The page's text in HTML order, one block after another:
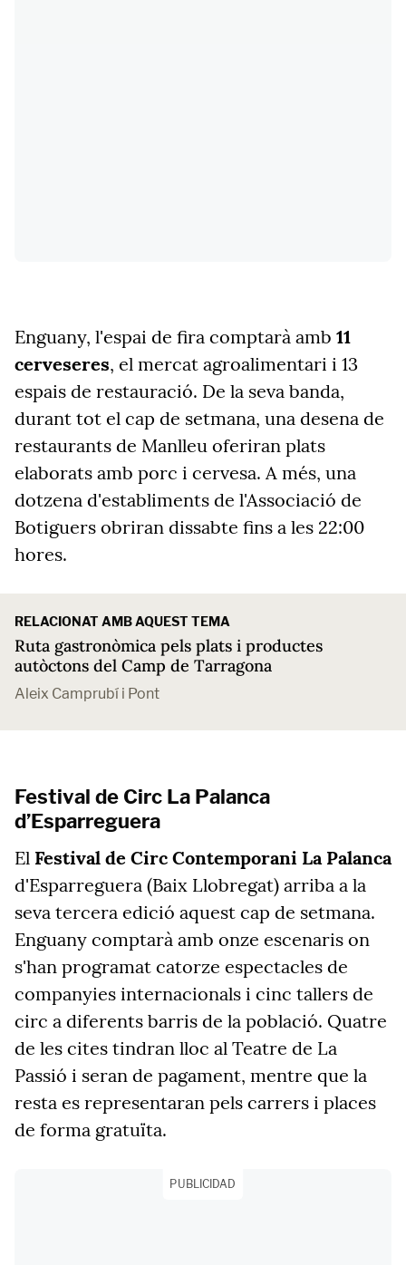
Enguany, l'espai de fira comptarà amb 11
cerveseres, el mercat agroalimentari i 13
espais de restauració. De la seva banda,
durant tot el cap de setmana, una desena de
restaurants de Manlleu oferiran plats
elaborats amb porc i cervesa. A més, una
dotzena d'establiments de l'Associació de
Botiguers obriran dissabte fins a les 22:00
hores.
RELACIONAT AMB AQUEST TEMA
Ruta gastronòmica pels plats i productes
autòctons del Camp de Tarragona
Aleix Camprubí i Pont
Festival de Circ La Palanca
d’Esparreguera
El Festival de Circ Contemporani La Palanca
d'Esparreguera (Baix Llobregat) arriba a la
seva tercera edició aquest cap de setmana.
Enguany comptarà amb onze escenaris on
s'han programat catorze espectacles de
companyies internacionals i cinc tallers de
circ a diferents barris de la població. Quatre
de les cites tindran lloc al Teatre de La
Passió i seran de pagament, mentre que la
resta es representaran pels carrers i places
de forma gratuïta.
PUBLICIDAD